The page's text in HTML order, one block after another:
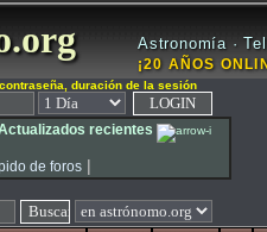
Astronomía ·
¡20 AÑOS
duración de la sesión
recientes
de foros |